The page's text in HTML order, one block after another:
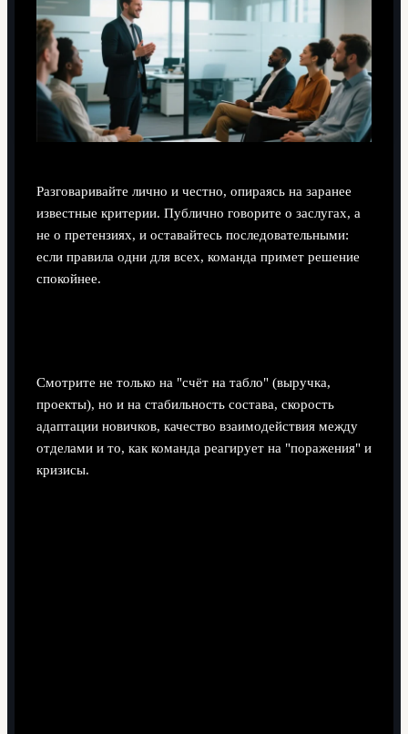
Разговаривайте лично и честно, опираясь на заранее
известные критерии. Публично говорите о заслугах, а
не о претензиях, и оставайтесь последовательными:
если правила одни для всех, команда примет решение
спокойнее.
Смотрите не только на "счёт на табло" (выручка,
проекты), но и на стабильность состава, скорость
адаптации новичков, качество взаимодействия между
отделами и то, как команда реагирует на "поражения" и
кризисы.